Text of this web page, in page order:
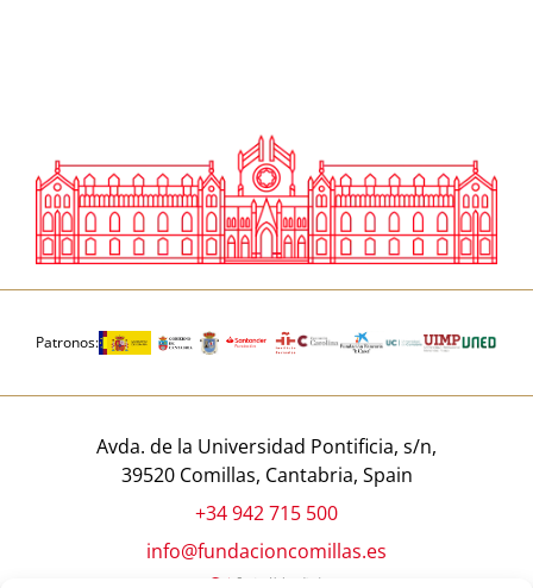
Patronos:
Avda. de la Universidad Pontificia, s/n,
39520 Comillas, Cantabria, Spain
+34 942 715 500
info@fundacioncomillas.es